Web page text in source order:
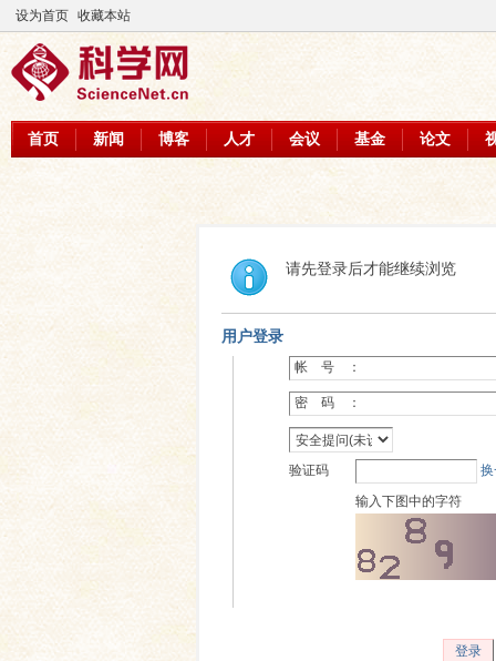
设为首页 收藏本站
首页 新闻 博客 人才 会议 基金 论文
请先登录后才能继续浏览
用户登录
帐 号 ：
密 码 ：
验证码
输入下图中的字符
登录